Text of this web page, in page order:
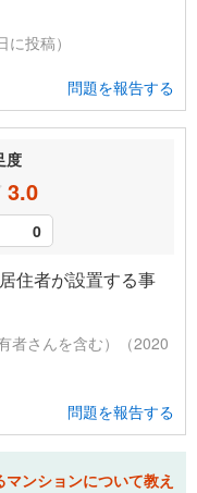
投稿）
問題を報告する
度
3.0
0
住者が設置する事
者さんを含む）（2020
問題を報告する
ンションについて教え